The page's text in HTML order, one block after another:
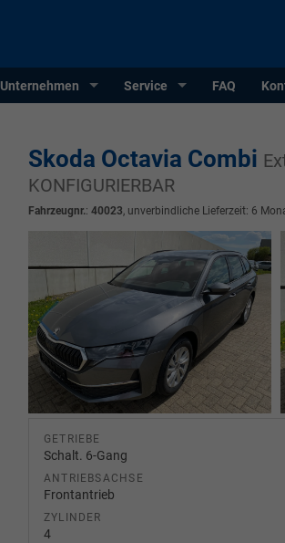
Unternehmen Service FAQ
Skoda Octavia Combi
KONFIGURIERBAR
Fahrzeugnr.: 40023, unverbindliche Lieferzeit: 6
GETRIEBE
Schalt. 6-Gang
ANTRIEBSACHSE
Frontantrieb
ZYLINDER
4